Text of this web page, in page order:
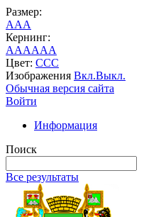
Размер:
AAA
Кернинг:
AAAAAA
Цвет: CCC
Изображения Вкл.Выкл.
Обычная версия сайта
Войти
Информация
Поиск
Все результаты